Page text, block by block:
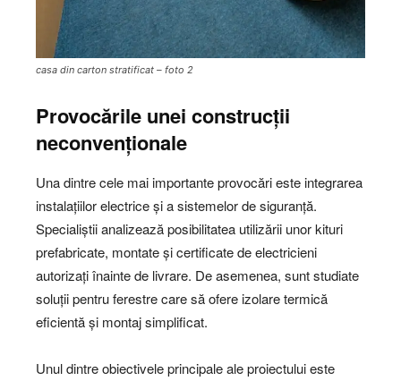
casa din carton stratificat – foto 2
Provocările unei construcții
neconvenționale
Una dintre cele mai importante provocări este integrarea
instalațiilor electrice și a sistemelor de siguranță.
Specialiștii analizează posibilitatea utilizării unor kituri
prefabricate, montate și certificate de electricieni
autorizați înainte de livrare. De asemenea, sunt studiate
soluții pentru ferestre care să ofere izolare termică
eficientă și montaj simplificat.
Unul dintre obiectivele principale ale proiectului este